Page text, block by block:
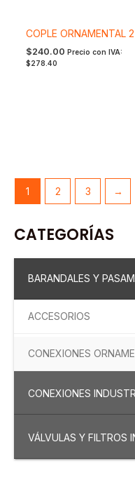
CATEGORÍAS
BARANDALES Y
ACCESORIOS
CONEXIONES
CONEXIONES
VÁLVULAS Y FILTROS
COPLE ORNAMENTAL 2
$240.00 Precio con IVA:
$278.40
1 2 3 →